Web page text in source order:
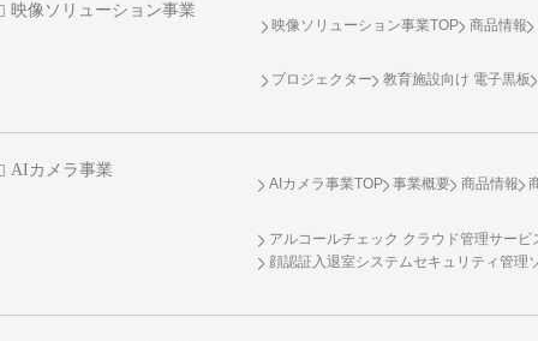
映像ソリューション事業
映像ソリューション事業TOP 商品情報
プロジェクター 教育施設向け 電子黒板
AIカメラ事業
AIカメラ事業TOP 事業概要 商品情報
アルコールチェック クラウド管理サービ
顔認証入退室システムセキュリティ管理